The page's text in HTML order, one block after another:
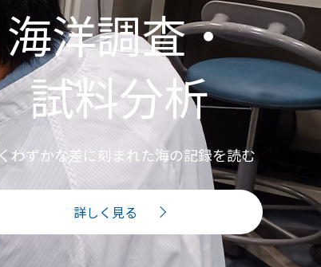
海洋調査・
試料分析
わずかな差に刻まれた海の記録を読む
詳しく見る